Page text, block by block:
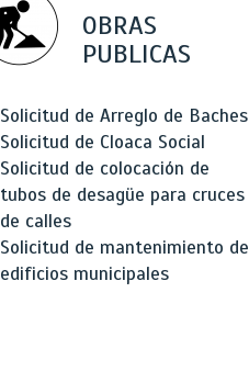
OBRAS
PUBLICAS
Solicitud de Arreglo de Baches
Solicitud de Cloaca Social
Solicitud de colocación de
tubos de desagüe para cruces
de calles
Solicitud de mantenimiento de
edificios municipales